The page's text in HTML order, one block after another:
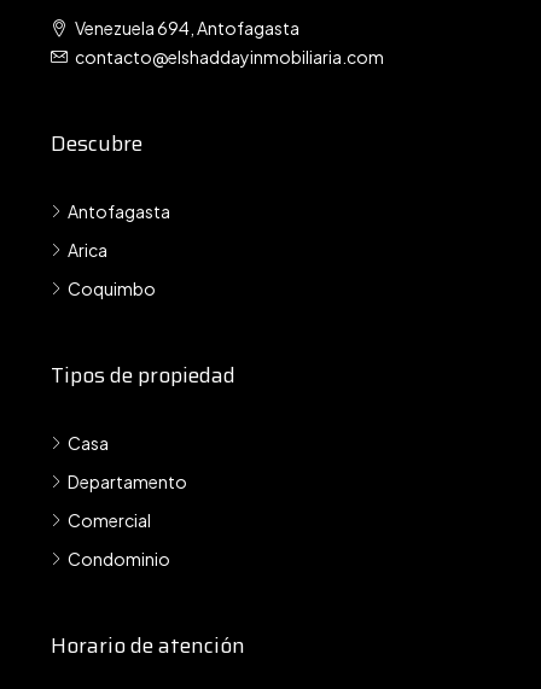
Venezuela 694, Antofagasta
contacto@elshaddayinmobiliaria.com
Descubre
Antofagasta
Arica
Coquimbo
Tipos de propiedad
Casa
Departamento
Comercial
Condominio
Horario de atención